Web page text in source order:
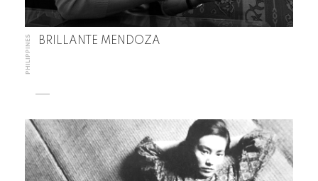
PHILIPPINES BRILLANTE MENDOZA